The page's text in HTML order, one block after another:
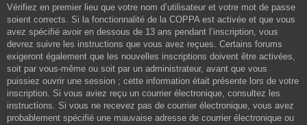
Vérifiez en premier lieu que votre nom d’utilisateur et votre mot de passe
soient corrects. Si la fonctionnalité de la COPPA est activée et que vous
avez spécifié avoir en dessous de 13 ans pendant l’inscription, vous
devrez suivre les instructions que vous avez reçues. Certains forums
exigeront également que les nouvelles inscriptions doivent être activées,
soit par vous-même ou soit par un administrateur, avant que vous
puissiez ouvrir une session ; cette information était présente lors de votre
inscription. Si vous aviez reçu un courrier électronique, consultez les
instructions. Si vous ne recevez pas de courrier électronique, vous avez
probablement spécifié une mauvaise adresse de courrier électronique ou